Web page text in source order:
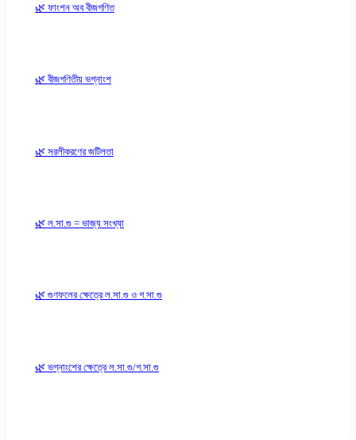
🌿 ফাংশন অব বীজগণিত
🌿 বীজগণিতীয় ভগ্নাংশ
🌿 সরলীকরণের জটিলতা
🌿 ল.সা.গু = ভাজ্য সংখ্যা
🌿 গুণফলের ক্ষেত্রে ল.সা.গু ও গ.সা.গু
🌿 ভগ্নাংশের ক্ষেত্রে ল.সা.গু/গ.সা.গু